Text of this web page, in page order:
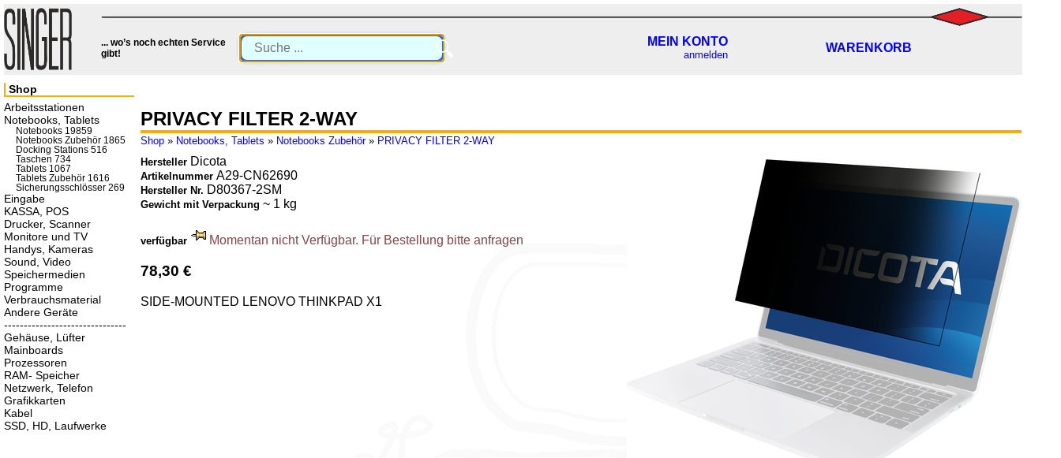
... wo’s noch echten Service
gibt!
🔍 MEIN KONTO
anmelden
WARENKORB
PRIVACY FILTER 2-WAY
Shop » Notebooks, Tablets » Notebooks Zubehör» PRIVACY FILTER 2-WAY
Hersteller Dicota
Artikelnummer A29-CN62690
Hersteller Nr. D80367-2SM
Gewicht mit Verpackung ~ 1 kg
verfügbar Momentan nicht Verfügbar. Für Bestellung bitte anfragen
78,30 €
SIDE-MOUNTED LENOVO THINKPAD X1
Shop
Arbeitsstationen
Notebooks, Tablets
Notebooks 19859
Notebooks Zubehör 1865
Docking Stations 516
Taschen 734
Tablets 1067
Tablets Zubehör 1616
Sicherungsschlösser 269
Eingabe
KASSA, POS
Drucker, Scanner
Monitore und TV
Handys, Kameras
Sound, Video
Speichermedien
Programme
Verbrauchsmaterial
Andere Geräte
-------------------------------
Gehäuse, Lüfter
Mainboards
Prozessoren
RAM- Speicher
Netzwerk, Telefon
Grafikkarten
Kabel
SSD, HD, Laufwerke